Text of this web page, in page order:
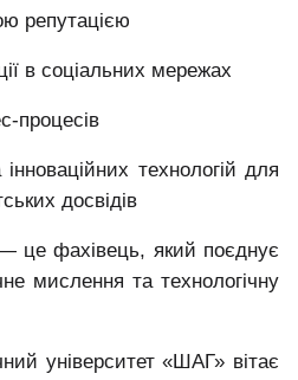
репутацією
в соціальних мережах
процесів
технологій для
досвідів
це фахівець, який поєднує
мислення та технологічну
університет «ШАГ» вітає